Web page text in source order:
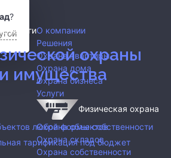
?
услугиО компании
Решения
Охрана квартиры
Охрана дома
Охрана бизнеса
Услуги
Физическая охрана
Охрана объектов
Охрана складов
Охрана собственности
имущества
любой формы собственности
тарификация под бюджет